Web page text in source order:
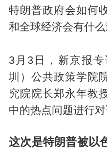
特朗普政府会如何
和全球经济会有什么
3月3日，新京报
圳）公共政策学院
究院院长郑永年教
中的热点问题进行对
这次是特朗普被以